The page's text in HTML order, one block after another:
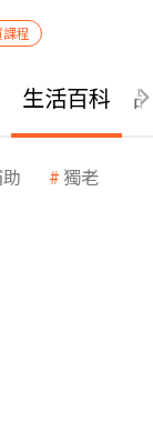
課程
生活百科
獨老